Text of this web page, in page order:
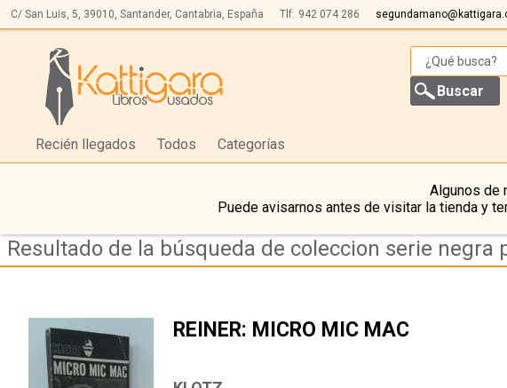
C/ San Luis, 5, 39010, Santander, Cantabria, España Tlf: 942 074 286
Recién llegados Todos Categorías
Algunos de
Puede avisarnos antes de visitar la tienda y
Resultado de la búsqueda de coleccion serie negra
REINER: MICRO MIC MAC